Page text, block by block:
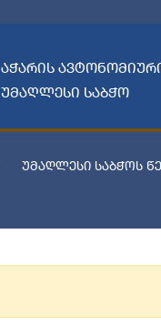
აჭარის
უმაღლესი საბჭო
უმაღლესი საბჭოს